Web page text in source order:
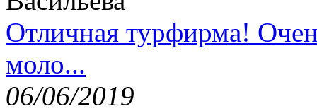
Отличная турфирма!
моло...
06/06/2019